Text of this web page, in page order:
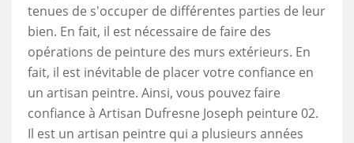
tenues de s'occuper de différentes parties de leur
bien. En fait, il est nécessaire de faire des
opérations de peinture des murs extérieurs. En
fait, il est inévitable de placer votre confiance en
un artisan peintre. Ainsi, vous pouvez faire
confiance à Artisan Dufresne Joseph peinture 02.
Il est un artisan peintre qui a plusieurs années